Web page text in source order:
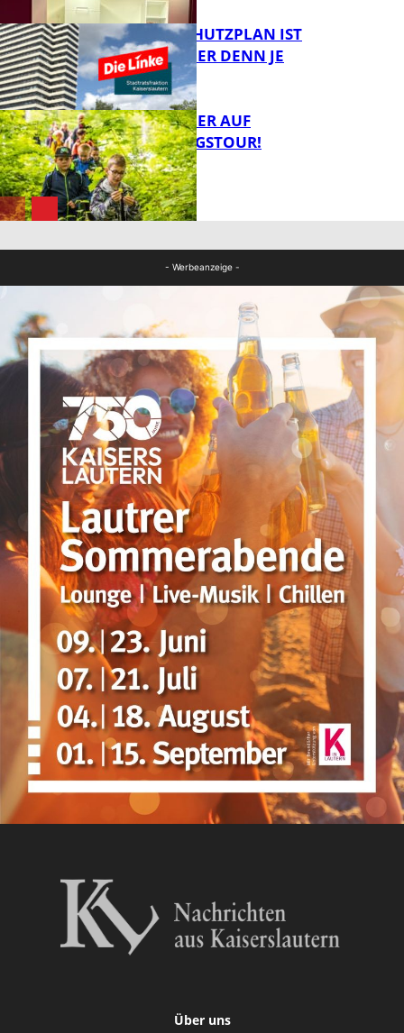
FB Gesundheit
FB News
EIN HITZESCHUTZPLAN IST
NOTWENDIGER DENN JE
MIT DEM JÄGER AUF
ENTDECKUNGSTOUR!
- Werbeanzeige -
Über uns